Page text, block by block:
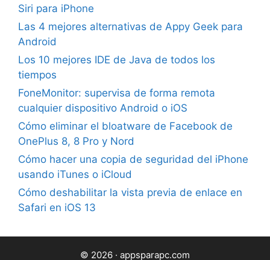
Siri para iPhone
Las 4 mejores alternativas de Appy Geek para
Android
Los 10 mejores IDE de Java de todos los
tiempos
FoneMonitor: supervisa de forma remota
cualquier dispositivo Android o iOS
Cómo eliminar el bloatware de Facebook de
OnePlus 8, 8 Pro y Nord
Cómo hacer una copia de seguridad del iPhone
usando iTunes o iCloud
Cómo deshabilitar la vista previa de enlace en
Safari en iOS 13
© 2026 · appsparapc.com